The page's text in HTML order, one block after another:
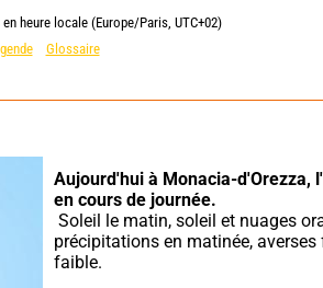
heure locale (Europe/Paris, UTC+02)
Glossaire
Aujourd'hui à Monacia-d'Orezza,
en cours de journée.
précipitations en matinée,
faible.